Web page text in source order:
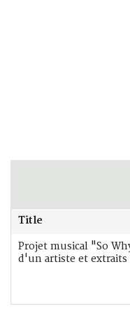
Title
Projet musical "So
d'un artiste et extraits